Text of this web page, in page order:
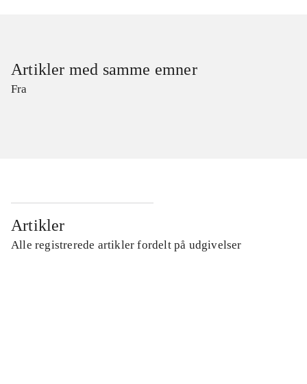
Artikler med samme emner
Fra
Artikler
Alle registrerede artikler fordelt på udgivelser